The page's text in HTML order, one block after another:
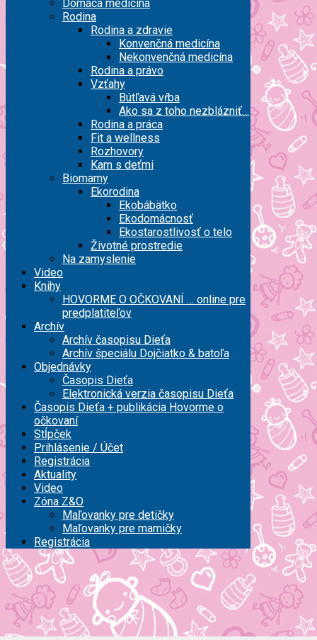
Domáca medicína
Rodina
Rodina a zdravie
Konvenčná medicína
Nekonvenčná medicína
Rodina a právo
Vzťahy
Bútľavá vŕba
Ako sa z toho nezblázniť…
Rodina a práca
Fit a wellness
Rozhovory
Kam s deťmi
Biomamy
Ekorodina
Ekobábätko
Ekodomácnosť
Ekostarostlivosť o telo
Životné prostredie
Na zamyslenie
Video
Knihy
HOVORME O OČKOVANÍ … online pre
predplatiteľov
Archív
Archív časopisu Dieťa
Archív špeciálu Dojčiatko & batoľa
Objednávky
Časopis Dieťa
Elektronická verzia časopisu Dieťa
Časopis Dieťa + publikácia Hovorme o
očkovaní
Stĺpček
Prihlásenie / Účet
Registrácia
Aktuality
Video
Zóna Z&O
Maľovanky pre detičky
Maľovanky pre mamičky
Registrácia